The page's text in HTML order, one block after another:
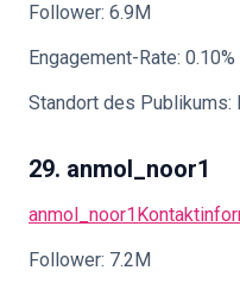
Follower: 6.9M
Engagement-Rate: 0.10%
Standort des Publikums:
29. anmol_noor1
anmol_noor1
Follower: 7.2M